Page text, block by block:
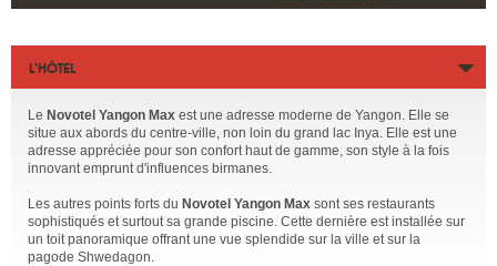
L’HÔTEL
Le Novotel Yangon Max est une adresse moderne de Yangon. Elle se
situe aux abords du centre-ville, non loin du grand lac Inya. Elle est une
adresse appréciée pour son confort haut de gamme, son style à la fois
innovant emprunt d'influences birmanes.
Les autres points forts du Novotel Yangon Max sont ses restaurants
sophistiqués et surtout sa grande piscine. Cette dernière est installée sur
un toit panoramique offrant une vue splendide sur la ville et sur la
pagode Shwedagon.